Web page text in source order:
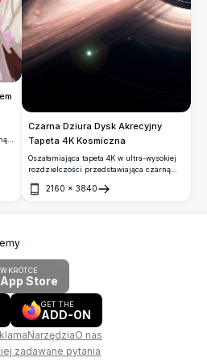
Czarna Dziura Dysk Akrecyjny
Tapeta 4K Kosmiczna
Oszałamiająca tapeta 4K w ultra-wysokiej
rozdzielczości przedstawiająca czarną
dziurę ze świecącym dyskiem
akrecyjnym, efektami soczewkowania
2160 × 3840
Otwórz
WKRÓTCE
App Store
GET THE
ADD-ON
NarzędziaO nas
zadawane pytania